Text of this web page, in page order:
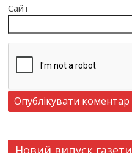
Сайт
Новий випуск газети